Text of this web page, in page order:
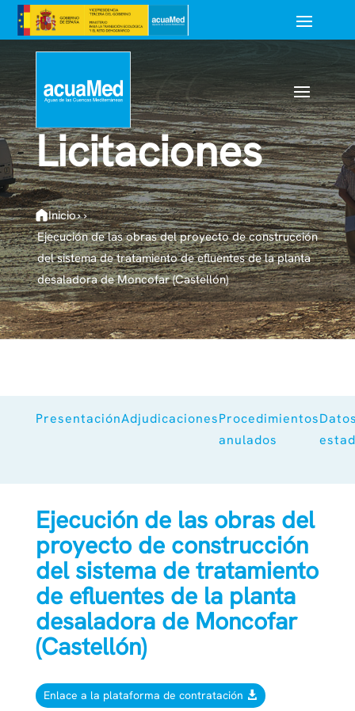
Licitaciones
Inicio› ›
Ejecución de las obras del proyecto de construcción
del sistema de tratamiento de efluentes de la planta
desaladora de Moncofar (Castellón)
PresentaciónAdjudicacionesProcedimientos
anulados
Ejecución de las obras del
proyecto de construcción
del sistema de tratamiento
de efluentes de la planta
desaladora de Moncofar
(Castellón)
Enlace a la plataforma de contratación